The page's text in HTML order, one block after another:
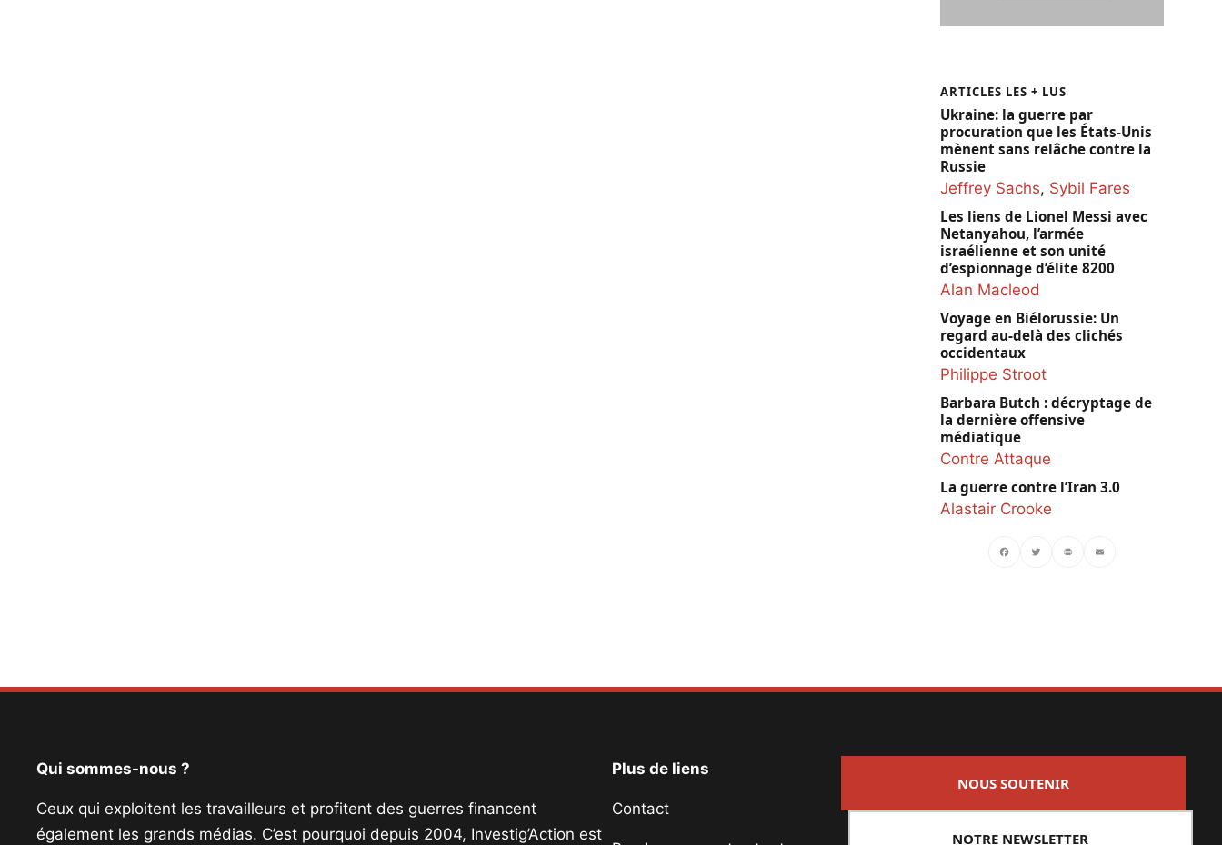
ARTICLES LES + LUS
Ukraine: la guerre par
procuration que les États-Unis
mènent sans relâche contre la
Russie
Jeffrey Sachs, Sybil Fares
Les liens de Lionel Messi avec
Netanyahou, l’armée
israélienne et son unité
d’espionnage d’élite 8200
Alan Macleod
Voyage en Biélorussie: Un
regard au-delà des clichés
occidentaux
Philippe Stroot
Barbara Butch : décryptage de
la dernière offensive
médiatique
Contre Attaque
La guerre contre l’Iran 3.0
Alastair Crooke
Qui sommes-nous ?
Ceux qui exploitent les travailleurs et profitent des guerres financent
également les grands médias. C’est pourquoi depuis 2004, Investig’Action est
Plus de liens
Contact
NOUS SOUTENIR
NOTRE NEWSLETTER